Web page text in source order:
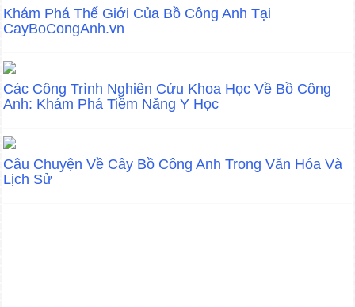
Khám Phá Thế Giới Của Bồ Công Anh Tại
CayBoCongAnh.vn
Các Công Trình Nghiên Cứu Khoa Học Về Bồ Công
Anh: Khám Phá Tiềm Năng Y Học
Câu Chuyện Về Cây Bồ Công Anh Trong Văn Hóa Và
Lịch Sử